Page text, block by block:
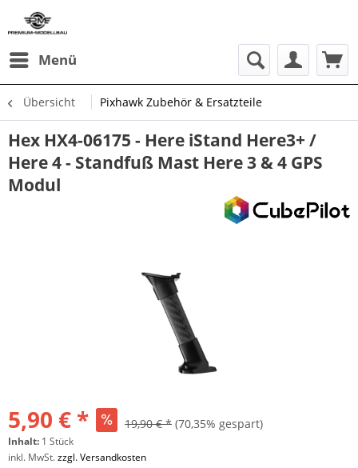
Menü
Übersicht Pixhawk Zubehör & Ersatzteile
Hex HX4-06175 - Here iStand Here3+ /
Here 4 - Standfuß Mast Here 3 & 4 GPS
Modul
5,90 € * 19,90 € * (70,35% gespart)
Inhalt: 1 Stück
inkl. MwSt.zzgl. Versandkosten